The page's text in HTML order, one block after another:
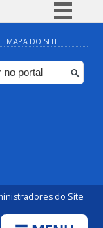
BR
MAPA DO SITE
do Site